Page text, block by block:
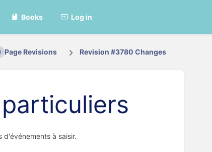
Books Log in
Page Revisions Revision #3780 Changes
à saisir.